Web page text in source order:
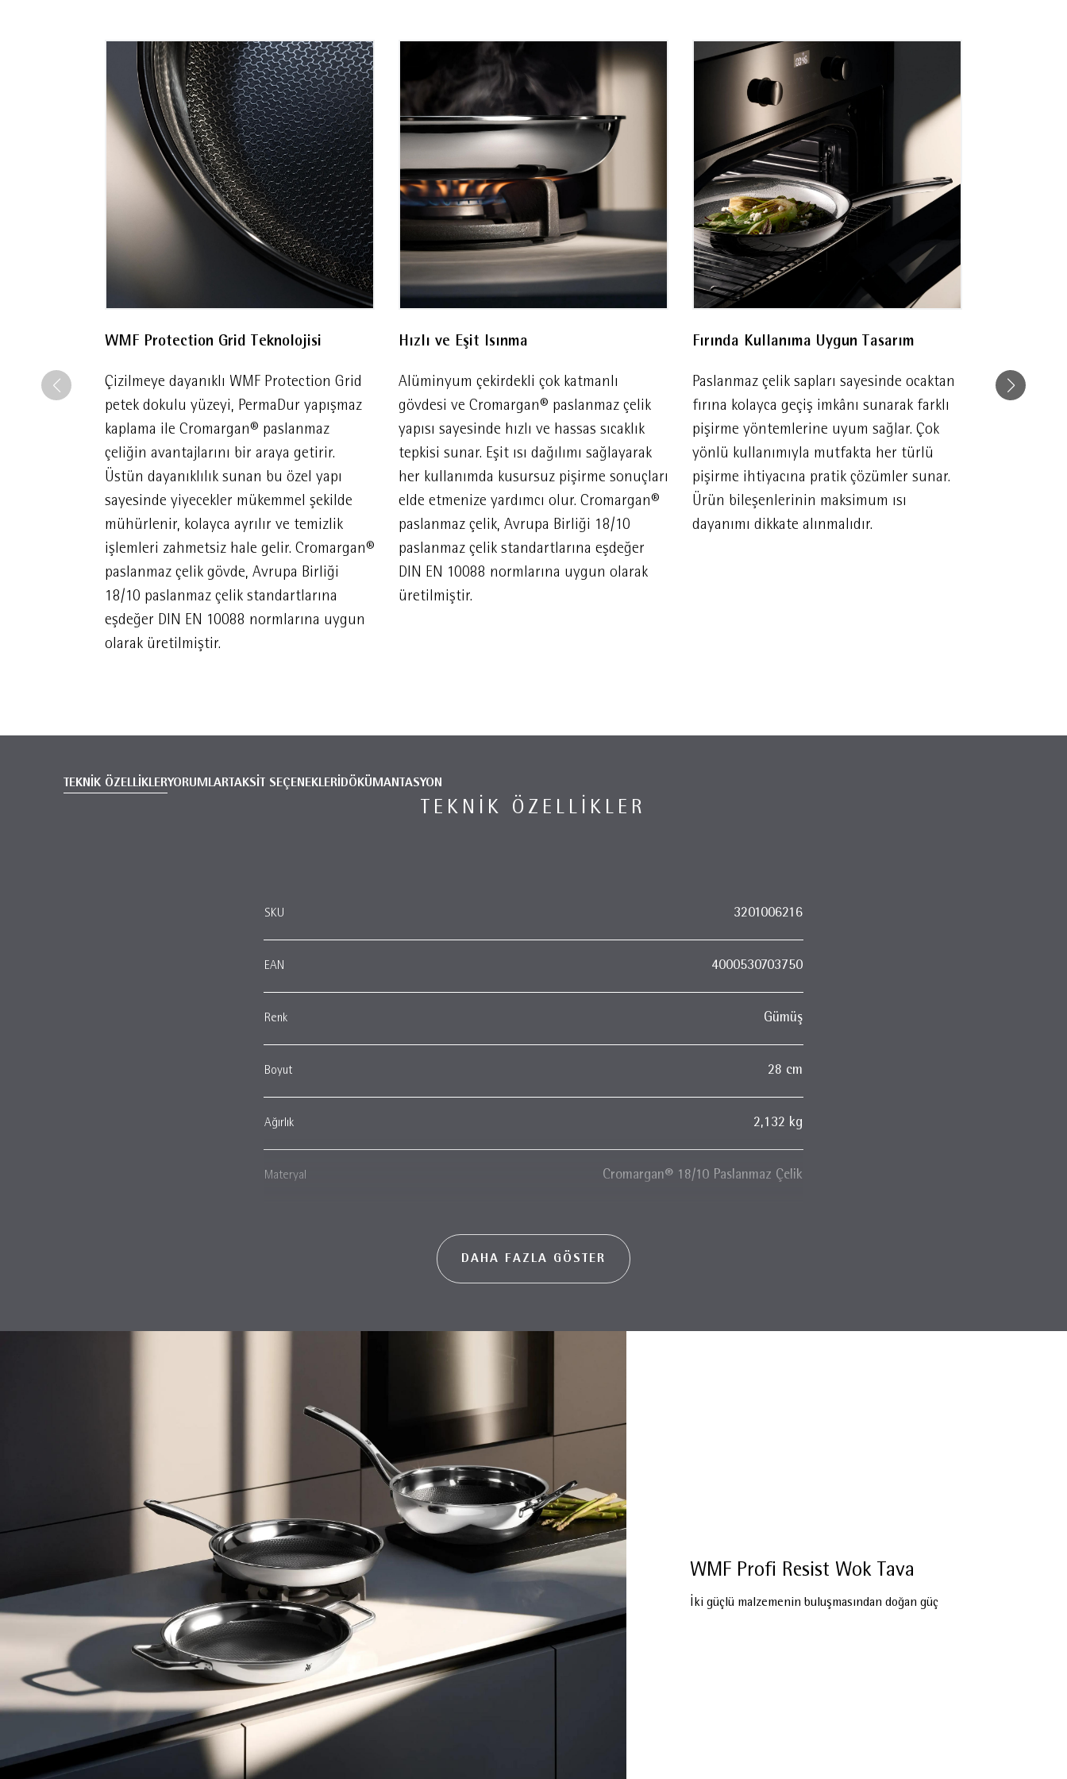
Cromargan® paslanmaz çelik gövde, Avrupa Birliği 18/10 paslanmaz çelik standartlarına eşdeğer DIN EN 10088 normlarına
uygun olarak üretilmiştir. Ürün bileşenlerinin maksimum ısı dayanım değerleri dikkate alınmalıdır.
WMF Protection Grid Teknolojisi
Çizilmeye dayanıklı WMF Protection Grid
petek dokulu yüzeyi, PermaDur yapışmaz
kaplama ile Cromargan® paslanmaz
çeliğin avantajlarını bir araya getirir.
Üstün dayanıklılık sunan bu özel yapı
sayesinde yiyecekler mükemmel şekilde
mühürlenir, kolayca ayrılır ve temizlik
işlemleri zahmetsiz hale gelir. Cromargan®
paslanmaz çelik gövde, Avrupa Birliği
18/10 paslanmaz çelik standartlarına
eşdeğer DIN EN 10088 normlarına uygun
olarak üretilmiştir.
Hızlı ve Eşit Isınma
Alüminyum çekirdekli çok katmanlı
gövdesi ve Cromargan® paslanmaz çelik
yapısı sayesinde hızlı ve hassas sıcaklık
tepkisi sunar. Eşit ısı dağılımı sağlayarak
her kullanımda kusursuz pişirme sonuçları
elde etmenize yardımcı olur. Cromargan®
paslanmaz çelik, Avrupa Birliği 18/10
paslanmaz çelik standartlarına eşdeğer
DIN EN 10088 normlarına uygun olarak
üretilmiştir.
Fırında Kullanıma Uygun Tasarım
Paslanmaz çelik sapları sayesinde ocaktan
fırına kolayca geçiş imkânı sunarak farklı
pişirme yöntemlerine uyum sağlar. Çok
yönlü kullanımıyla mutfakta her türlü
pişirme ihtiyacına pratik çözümler sunar.
Ürün bileşenlerinin maksimum ısı
dayanımı dikkate alınmalıdır.
Yapışmaz
TEKNİK ÖZELLİKLERYORUMLAR TAKSİT SEÇENEKLERİ DÖKÜMANTASYON
TEKNIK ÖZELLIKLER
SKU 3201006216
EAN 4000530703750
Renk Gümüş
Boyut 28 cm
Ağırlık 2,132 kg
Materyal Cromargan® 18/10 Paslanmaz Çelik
DAHA FAZLA GÖSTER
WMF Profi Resist Wok Tava
İki güçlü malzemenin buluşmasından doğan güç